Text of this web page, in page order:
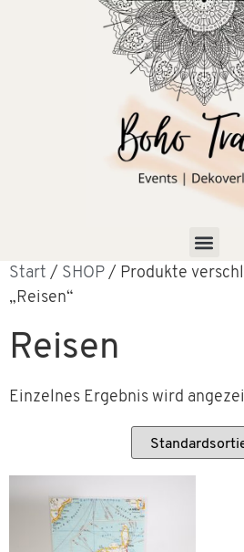
Start / SHOP / Produkte
„Reisen“
Reisen
Einzelnes Ergebnis wird